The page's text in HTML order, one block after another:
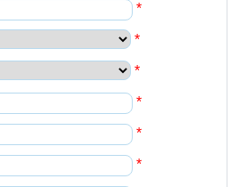
*
*
*
*
*
*